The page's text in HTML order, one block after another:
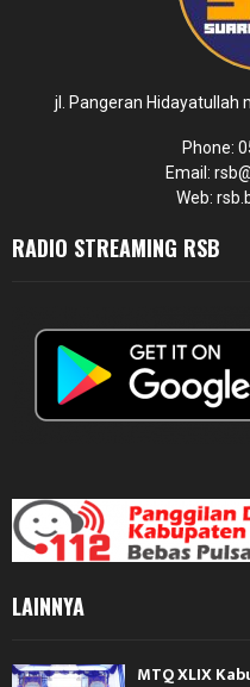
jl. Pangeran Hidayatullah
Phone:
Email:
Web:
RADIO STREAMING RSB
LAINNYA
MTQ XLIX